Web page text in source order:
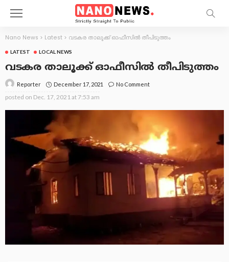
Nano News > Latest > വടകര താലൂക്ക് ഓഫീസിൽ തീപിടുത്തം
LATEST LOCAL NEWS
വടകര താലൂക്ക് ഓഫീസിൽ തീപിടുത്തം
Reporter December 17, 2021 No Comment
posted on Dec. 17, 2021 at 7:53 am